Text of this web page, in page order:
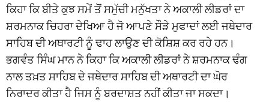
ਕਿਹਾ ਕਿ ਬੀਤੇ ਕੁਝ ਸਮੇਂ ਤੋਂ ਸਮੁੱਚੀ ਮਨੁੱਖਤਾ ਨੇ ਅਕਾਲੀ ਲੀਡਰਾਂ ਦਾ
ਸ਼ਰਮਨਾਕ ਚਿਹਰਾ ਦੇਖਿਆ ਹੈ ਜੋ ਆਪਣੇ ਸੌੜੇ ਮੁਫਾਦਾਂ ਲਈ ਜਥੇਦਾਰ
ਸਾਹਿਬ ਦੀ ਅਥਾਰਟੀ ਨੂੰ ਢਾਹ ਲਾਉਣ ਦੀ ਕੋਸ਼ਿਸ਼ ਕਰ ਰਹੇ ਹਨ।
ਭਗਵੰਤ ਸਿੰਘ ਮਾਨ ਨੇ ਕਿਹਾ ਕਿ ਅਕਾਲੀ ਲੀਡਰਾਂ ਨੇ ਸ਼ਰਮਨਾਕ ਢੰਗ
ਨਾਲ ਤਖ਼ਤ ਸਾਹਿਬ ਦੇ ਜਥੇਦਾਰ ਸਾਹਿਬ ਦੀ ਅਥਾਰਟੀ ਦਾ ਘੋਰ
ਨਿਰਾਦਰ ਕੀਤਾ ਹੈ ਜਿਸ ਨੂੰ ਬਰਦਾਸ਼ਤ ਨਹੀਂ ਕੀਤਾ ਜਾ ਸਕਦਾ।